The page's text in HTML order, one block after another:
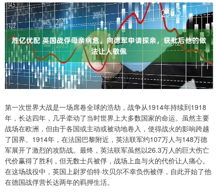
第一次世界大战是一场席卷全球的浩劫，战争从1914年持续到1918
年，长达四年，几乎牵动了当时世界上大多数国家的命运。虽然主要
战场在欧洲，但由于各国或主动或被动地卷入，使得战火的影响跨越
了国界。1914年，在法国巴黎附近，英法联军约107万人与148万德
军展开了激烈的攻防战。最终，英法联军虽然以26.3万人的巨大伤亡
代价赢得了胜利，但无数士兵被俘，战场上血与火的代价让人痛心。
在这场战役中，英国上尉罗伯特·坎贝尔不幸负伤被俘，自此开始了他
在德国战俘营长达两年的羁押生活。